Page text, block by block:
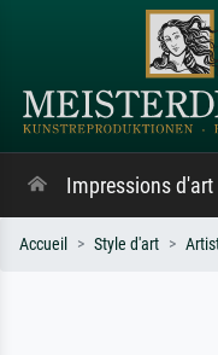
Impressions d'art
Accueil Style d'art